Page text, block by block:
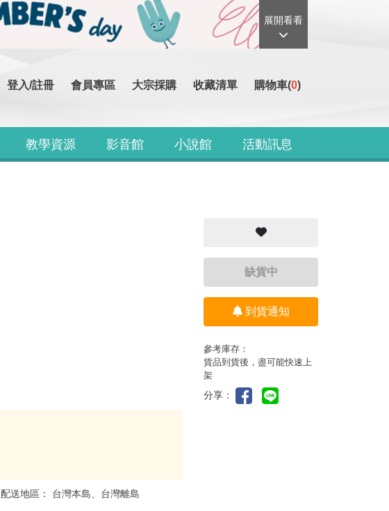
展開看看
登入/註冊 會員專區 大宗採購 收藏清單 購物車(0)
教學資源 影音館 小說館 活動訊息
配送地區： 台灣本島、台灣離島
缺貨中
到貨通知
參考庫存：
貨品到貨後，盡可能快速上
架
分享：